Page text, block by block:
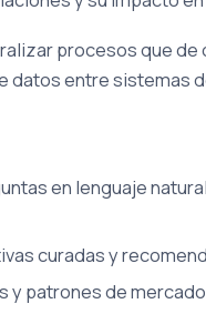
procesos que
datos entre sistemas
en lenguaje
curadas y
y patrones de mercado